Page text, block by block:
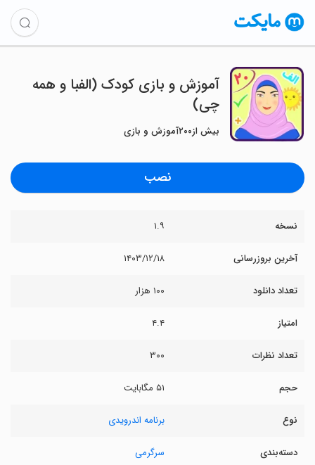
‏‏آموزش و بازی کودک (الفبا و همه
چی)
بیش از۲۰۰آموزش و بازی
نصب
نسخه ۱.۹
آخرین بروزرسانی ۱۴۰۳/۱۲/۱۸
تعداد دانلود ۱۰۰ هزار
امتیاز ۴.۴
تعداد نظرات ۳۰۰
حجم ۵۱ مگابایت
نوع برنامه اندرویدی
دسته‌بندی سرگرمی